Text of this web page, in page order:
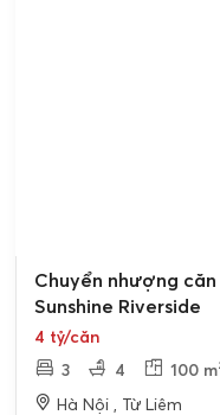
Bán gấp
Chuyển nhượng căn
Sunshine Riverside
4 tỷ/căn
3
4 100
Hà Nội , Từ Liêm